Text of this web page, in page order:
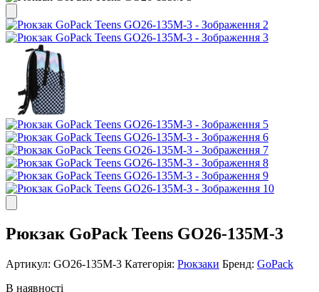
Рюкзак GoPack Teens GO26-135M-3
Артикул: GO26-135M-3 Категорія: Рюкзаки Бренд: GoPack
В наявності